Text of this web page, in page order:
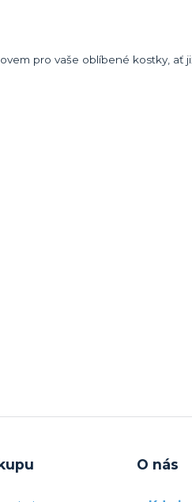
pro vaše oblíbené kostky, ať
O nás